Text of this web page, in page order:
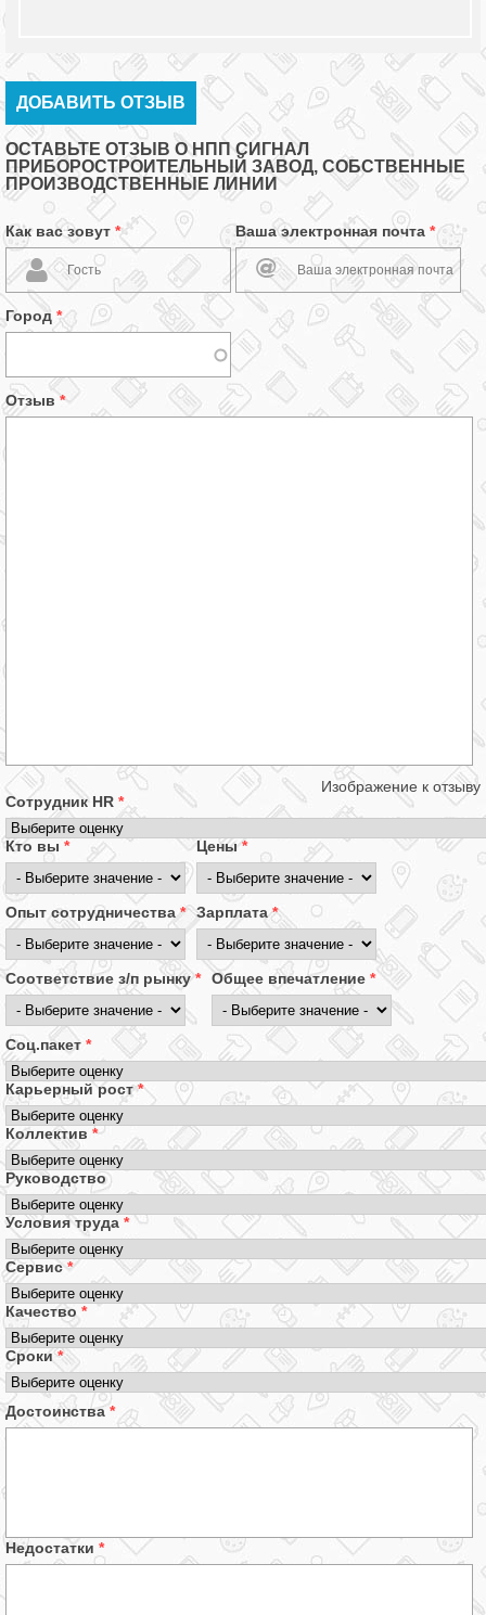
ДОБАВИТЬ ОТЗЫВ
ОСТАВЬТЕ ОТЗЫВ О НПП СИГНАЛ
ПРИБОРОСТРОИТЕЛЬНЫЙ ЗАВОД, СОБСТВЕННЫЕ
ПРОИЗВОДСТВЕННЫЕ ЛИНИИ
Как вас зовут * Ваша электронная почта *
Город *
Отзыв *
Изображение к отзыву
Сотрудник HR *
Кто вы * Цены*
Опыт сотрудничества* Зарплата*
Соответствие з/п рынку* Общее впечатление *
Соц.пакет *
Карьерный рост*
Коллектив *
Руководство
Условия труда *
Сервис*
Качество *
Сроки*
Достоинства *
Недостатки *